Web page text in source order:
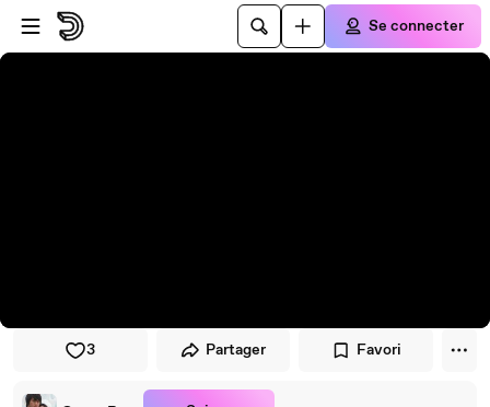
Passer au player
Passer au contenu principal
Se connecter
3 Partager Favori